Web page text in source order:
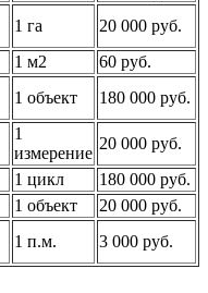
1 га
20 000 руб.
1 м2
60 руб.
1 объект
180 000 руб.
1
измерение
20 000 руб.
1 цикл
180 000 руб.
1 объект
20 000 руб.
1 п.м. 3 000 руб.